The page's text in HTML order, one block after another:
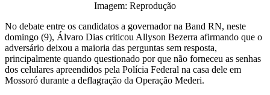
Imagem: Reprodução
No debate entre os candidatos a governador na Band RN, neste
domingo (9), Álvaro Dias criticou Allyson Bezerra afirmando que o
adversário deixou a maioria das perguntas sem resposta,
principalmente quando questionado por que não forneceu as senhas
dos celulares apreendidos pela Polícia Federal na casa dele em
Mossoró durante a deflagração da Operação Mederi.